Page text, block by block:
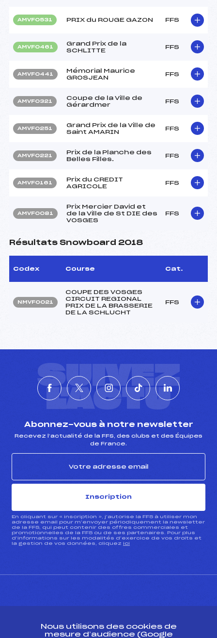
AMVF0531 PRIX du ROUGE GAZON FFS
AMVF0461
Grand Prix de la
SCHLITTE
FFS
AMVF0441
Mémorial Maurice
GROSJEAN
FFS
AMVF0321
Coupe de la Ville de
Gérardmer
FFS
AMVF0251
Grand Prix de la Ville de
Saint AMARIN
FFS
AMVF0221
Prix de la Planche des
Belles Filles.
FFS
AMVF0161
Prix du CREDIT
AGRICOLE
FFS
AMVF0081
Prix Mercier David et
de la Ville de St DIE des
VOSGES
FFS
Résultats Snowboard 2018
Codex Course Cat.
NMVF0021
COUPE DES VOSGES
CIRCUIT REGIONAL
PRIX DE LA BRASSERIE
DE LA SCHLUCHT
FFS
SUIVEZ
L'ACTU
Abonnez-vous à notre newsletter
Recevez l’actualité de la FFS, des clubs et des Équipes
de France.
Inscription
En cliquant sur « inscription », j’autorise la FFS à utiliser mon
adresse email pour m’envoyer périodiquement la newsletter
de la FFS, qui peut contenir des offres commerciales et
promotionnelles de la FFS ou de ses partenaires. Pour plus
d’informations sur les modalités d’exercice de vos droits et
la gestion de vos données, cliquez ici
ESPACE PRESSE
Nous utilisons des cookies de
mesure d’audience (Google